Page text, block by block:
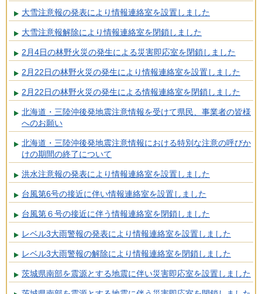
大雪注意報の発表により情報連絡室を設置しました
大雪注意報解除により情報連絡室を閉鎖しました
2月4日の林野火災の発生による災害即応室を閉鎖しました
2月22日の林野火災の発生により情報連絡室を設置しました
2月22日の林野火災の発生による情報連絡室を閉鎖しました
北海道・三陸沖後発地震注意情報を受けて県民、事業者の皆様
へのお願い
北海道・三陸沖後発地震注意情報における特別な注意の呼びか
けの期間の終了について
洪水注意報の発表により情報連絡室を設置しました
台風第6号の接近に伴い情報連絡室を設置しました
台風第６号の接近に伴う情報連絡室を閉鎖しました
レベル3大雨警報の発表により情報連絡室を設置しました
レベル3大雨警報の解除により情報連絡室を閉鎖しました
茨城県南部を震源とする地震に伴い災害即応室を設置しました